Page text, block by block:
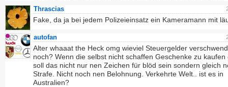
Thrascias
Fake, da ja bei jedem Polizeieinsatz ein Kameramann mit
autofan
Alter whaaat the Heck omg wieviel Steuergelder
noch? Wenn die selbst nicht schaffen Geschenke zu kaufen
soll das nicht nur nen Zeichen für blöd sein sondern gleich
Strafe. Nicht noch nen Belohnung. Verkehrte Welt.. ist es in
Australien?